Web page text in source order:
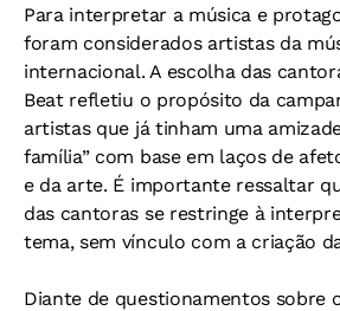
Para interpretar a música e
foram considerados artistas da
internacional. A escolha das
Beat refletiu o propósito da
artistas que já tinham uma
família” com base em laços de
e da arte. É importante ressaltar
das cantoras se restringe à
tema, sem vínculo com a criação
Diante de questionamentos sobre